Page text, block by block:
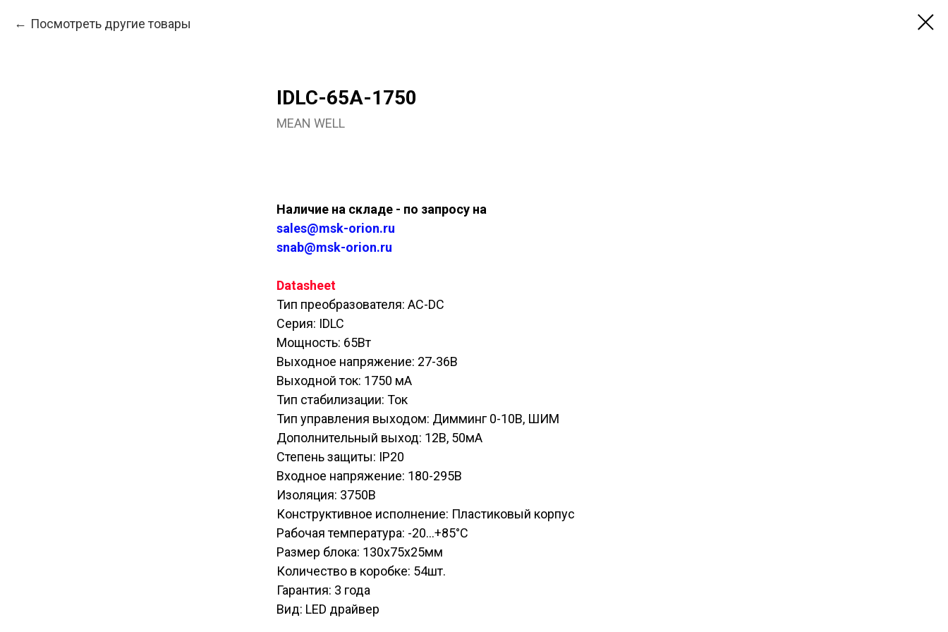
Посмотреть другие товары
IDLC-65A-1750
MEAN WELL
Наличие на складе - по запросу на
sales@msk-orion.ru
snab@msk-orion.ru
Datasheet
Тип преобразователя: AC-DC
Серия: IDLC
Мощность: 65Вт
Выходное напряжение: 27-36В
Выходной ток: 1750 мА
Тип стабилизации: Ток
Тип управления выходом: Димминг 0-10В, ШИМ
Дополнительный выход: 12В, 50мА
Степень защиты: IP20
Входное напряжение: 180-295В
Изоляция: 3750В
Конструктивное исполнение: Пластиковый корпус
Рабочая температура: -20...+85°C
Размер блока: 130х75х25мм
Количество в коробке: 54шт.
Гарантия: 3 года
Вид: LED драйвер